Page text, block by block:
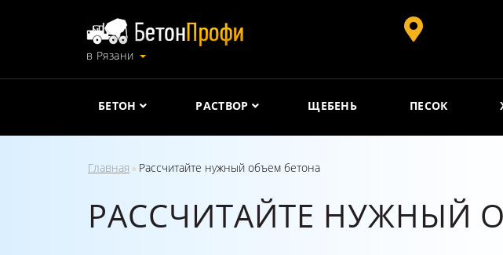
в Рязани
БЕТОН РАСТВОР ЩЕБЕНЬ ПЕСОК
Главная » Рассчитайте нужный объем бетона
РАССЧИТАЙТЕ НУЖНЫЙ